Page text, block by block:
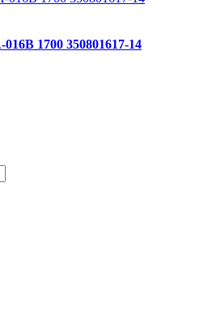
1700 350801617-14